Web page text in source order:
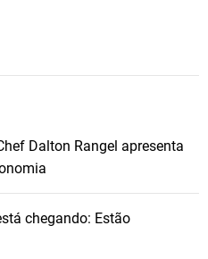
Dalton Rangel apresenta
chegando: Estão